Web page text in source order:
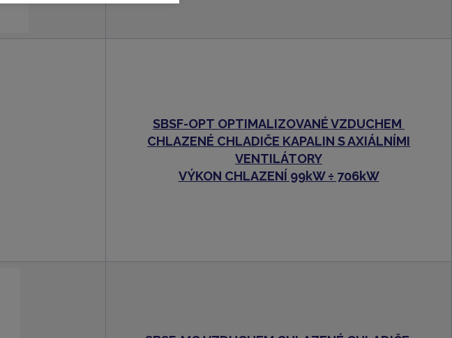
SBSF-OPT OPTIMALIZOVANÉ VZDUCHEM
CHLAZENÉ CHLADIČE KAPALIN S AXIÁLNÍMI
VENTILÁTORY
VÝKON CHLAZENÍ 99kW ÷ 706kW